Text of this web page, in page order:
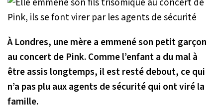
À Londres, une mère a emmené son petit garçon
au concert de Pink. Comme l’enfant a du mal à
être assis longtemps, il est resté debout, ce qui
n’a pas plu aux agents de sécurité qui ont viré la
famille.